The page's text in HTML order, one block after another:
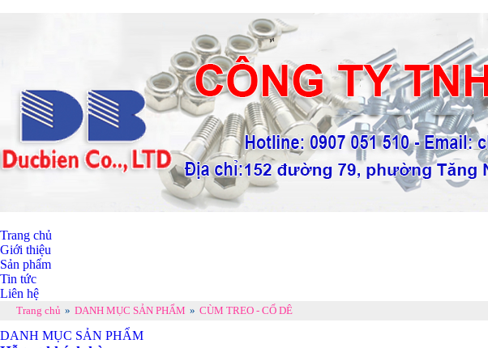
Trang chủ
Giới thiệu
Sản phẩm
Tin tức
Liên hệ
Trang chủ » DANH MỤC SẢN PHẨM » CÙM TREO - CỔ DÊ
DANH MỤC SẢN PHẨM